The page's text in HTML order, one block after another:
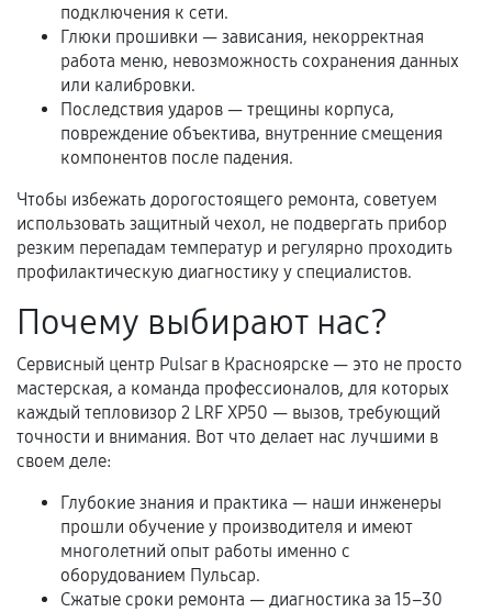
В некоторых случаях возможно оформление
расширенной гарантии. Стоимость, сроки и
условия продления согласовываются отдельно и
фиксируются в документах.
Когда гарантия не действует
Нарушение правил эксплуатации,
механические повреждения, попадание влаги,
Самостоятельный ремонт или вмешательство
третьих лиц.
Естественный износ деталей, если иное не
предусмотрено отдельно.
Обращение после окончания гарантийного
Программные сбои, если это не указано в
отдельных условиях.
подключения к сети.
Глюки прошивки — зависания, некорректная
работа меню, невозможность сохранения данных
или калибровки.
Последствия ударов — трещины корпуса,
повреждение объектива, внутренние смещения
компонентов после падения.
Чтобы избежать дорогостоящего ремонта, советуем
использовать защитный чехол, не подвергать прибор
резким перепадам температур и регулярно проходить
профилактическую диагностику у специалистов.
Почему выбирают нас?
Сервисный центр Pulsar в Красноярске — это не просто
мастерская, а команда профессионалов, для которых
каждый тепловизор 2 LRF XP50 — вызов, требующий
точности и внимания. Вот что делает нас лучшими в
своем деле:
Глубокие знания и практика — наши инженеры
прошли обучение у производителя и имеют
многолетний опыт работы именно с
оборудованием Пульсар.
Сжатые сроки ремонта — диагностика за 15–30